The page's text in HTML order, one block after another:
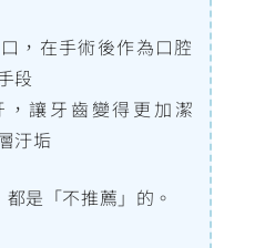
，在手術後作為口腔
段
，讓牙齒變得更加潔
汙垢
是「不推薦」的。